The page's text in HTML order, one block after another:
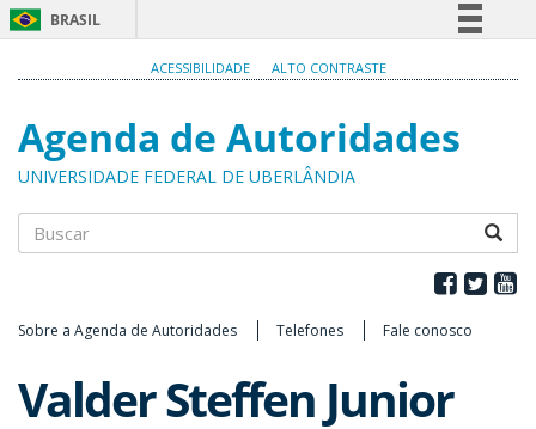
BRASIL
Participe
Acesso à informação
ACESSIBILIDADE ALTO CONTRASTE
Agenda de Autoridades
UNIVERSIDADE FEDERAL DE UBERLÂNDIA
Sobre a Agenda de Autoridades Telefones Fale conosco
Valder Steffen Junior